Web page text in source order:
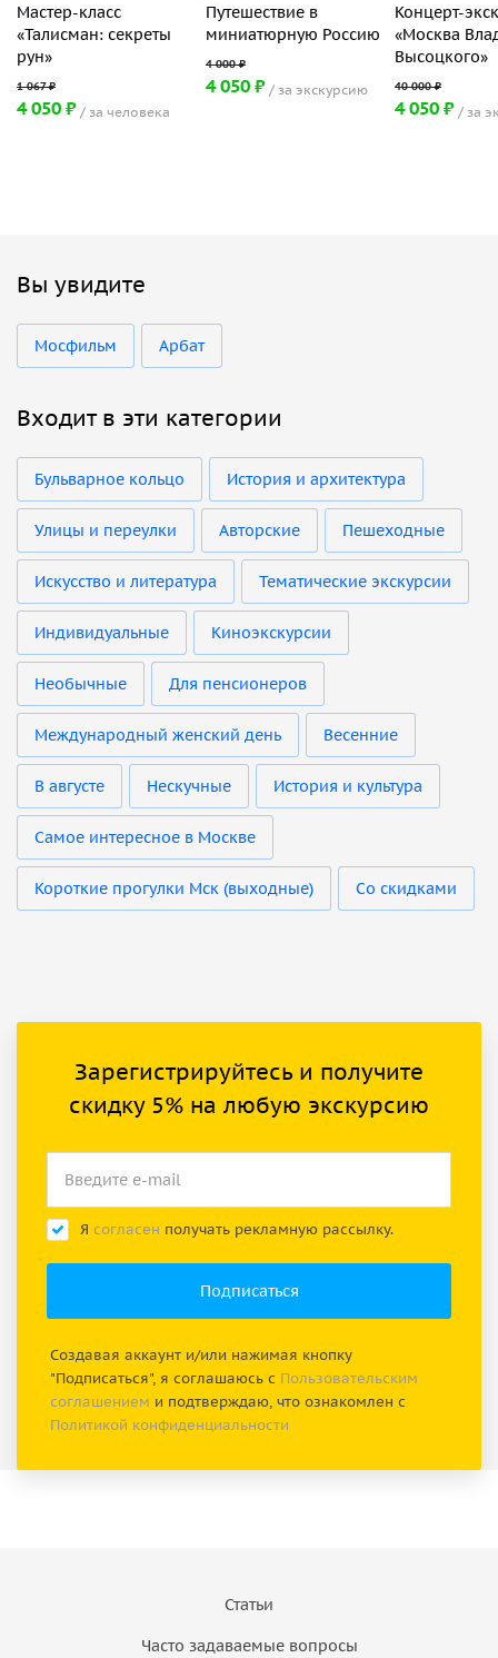
Мастер-класс
«Талисман: секреты
рун»
4 050 ₽ за человека
Путешествие в
миниатюрную Россию
4 050 ₽ за экскурсию
Концерт-
«Москва
Высоцкого»
4 050 ₽ за
Вы увидите
Мосфильм Арбат
Входит в эти категории
Бульварное кольцо История и архитектура
Улицы и переулки Авторские Пешеходные
Искусство и литература Тематические экскурсии
Индивидуальные Киноэкскурсии
Необычные Для пенсионеров
Международный женский день Весенние
В августе Нескучные История и культура
Самое интересное в Москве
Короткие прогулки Мск (выходные) Со скидками
Зарегистрируйтесь и получите
скидку 5% на любую экскурсию
Я согласен получать рекламную рассылку.
Создавая аккаунт и/или нажимая кнопку
"Подписаться", я соглашаюсь с Пользовательским
соглашением и подтверждаю, что ознакомлен с
Политикой конфиденциальности
Статьи
Часто задаваемые вопросы